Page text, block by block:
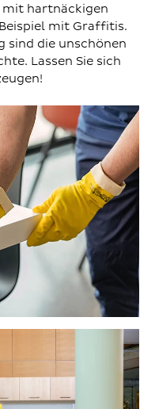
mit hartnäckigen
mit Graffitis.
sind die unschönen
Lassen Sie sich